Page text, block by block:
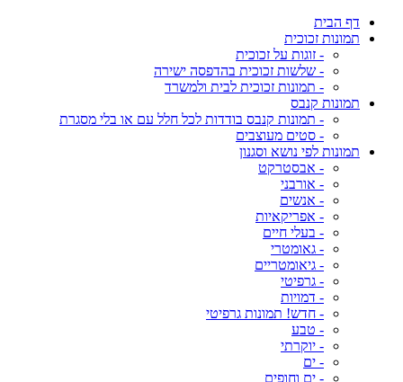
דף הבית
תמונות זכוכית
- זוגות על זכוכית
- שלשות זכוכית בהדפסה ישירה
- תמונות זכוכית לבית ולמשרד
תמונות קנבס
- תמונות קנבס בודדות לכל חלל עם או בלי מסגרת
- סטים מעוצבים
תמונות לפי נושא וסגנון
- אבסטרקט
- אורבני
- אנשים
- אפריקאיות
- בעלי חיים
- גאומטרי
- גיאומטריים
- גרפיטי
- דמויות
- חדש! תמונות גרפיטי
- טבע
- יוקרתי
- ים
- ים וחופים